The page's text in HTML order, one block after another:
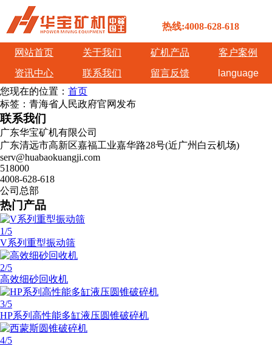
热线:4008-628-618
网站首页 关于我们 矿机产品
客户案例
资讯中心
联系我们 留言反馈
language
您现在的位置： 首页
标签：青海省人民政府官网发布
联系我们
广东华宝矿机有限公司
广东清远市高新区嘉福工业嘉华路28号(近广州白云机场)
serv@huabaokuangji.com
518000
4008-628-618
公司总部
热门产品
1/5
V系列重型振动筛
2/5
高效细砂回收机
3/5
HP系列高性能多缸液压圆锥破碎机
4/5